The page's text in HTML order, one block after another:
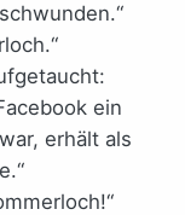
ein
erhält als